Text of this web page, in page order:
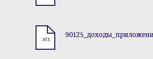
.xls